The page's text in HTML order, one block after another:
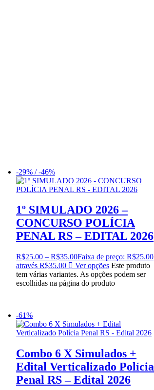
-29% / -46%
1º SIMULADO 2026 –
CONCURSO POLÍCIA
PENAL RS – EDITAL 2026
R$25.00 – R$35.00Faixa de preço: R$25.00
através R$35.00
Ver opções Este produto
tem várias variantes. As opções podem ser
escolhidas na página do produto
-61%
Combo 6 X Simulados +
Edital Verticalizado Polícia
Penal RS – Edital 2026